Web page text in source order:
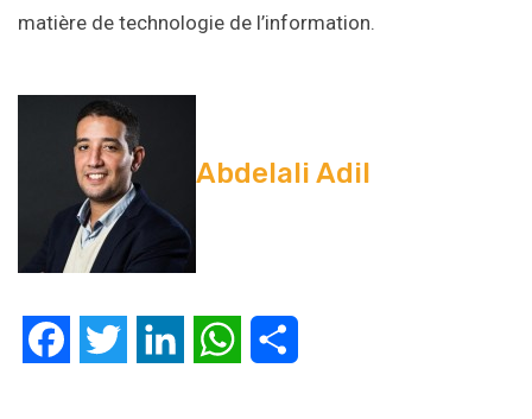
matière de technologie de l’information.
Abdelali Adil
FacebookTwitter LinkedIn WhatsApp